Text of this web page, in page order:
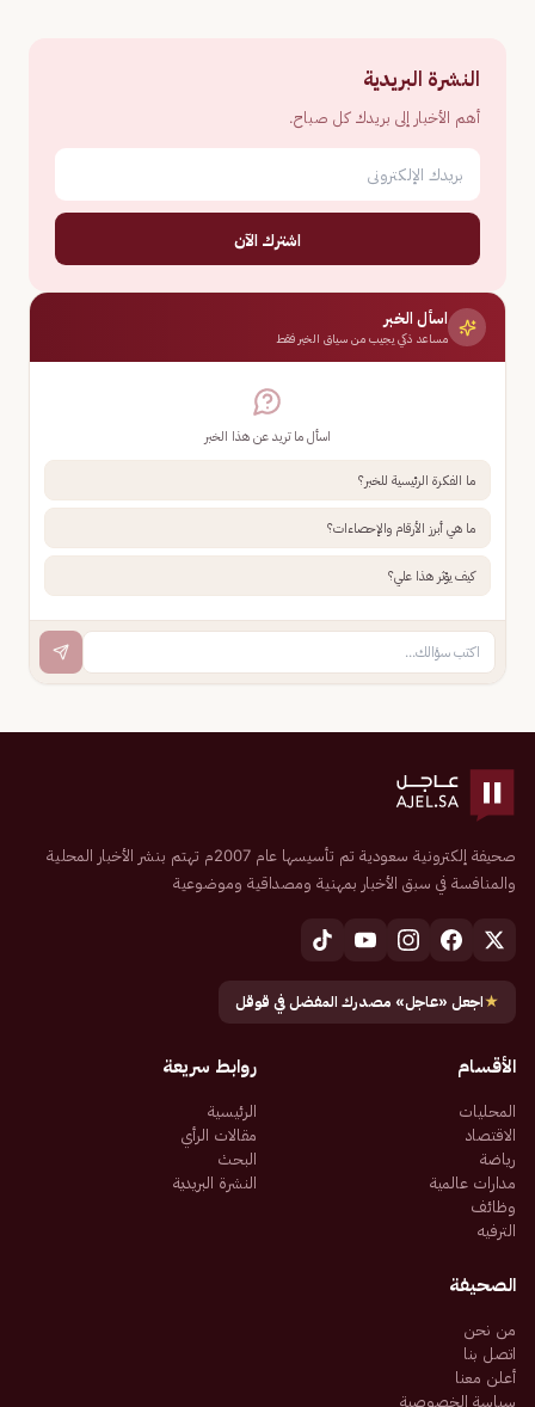
النشرة البريدية
أهم الأخبار إلى بريدك كل صباح.
اشترك الآن
اسأل الخبر
مساعد ذكي يجيب من سياق الخبر فقط
اسأل ما تريد عن هذا الخبر
ما الفكرة الرئيسية للخبر؟
ما هي أبرز الأرقام والإحصاءات؟
كيف يؤثر هذا علي؟
صحيفة إلكترونية سعودية تم تأسيسها عام 2007م تهتم بنشر الأخبار المحلية
والمنافسة في سبق الأخبار بمهنية ومصداقية وموضوعية
★اجعل «عاجل» مصدرك المفضل في قوقل
الأقسام
المحليات
الاقتصاد
رياضة
مدارات عالمية
وظائف
الترفيه
روابط سريعة
الرئيسية
مقالات الرأي
البحث
النشرة البريدية
الصحيفة
من نحن
اتصل بنا
أعلن معنا
سياسة الخصوصية